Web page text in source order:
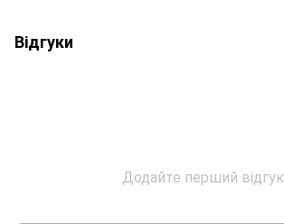
Відгуки
Додайте перший відгук